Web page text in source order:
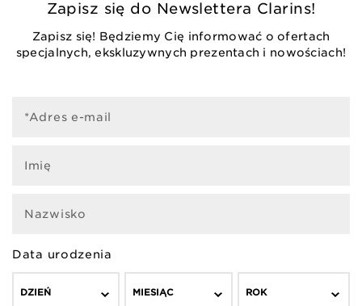
Zapisz się do Newslettera Clarins!
Zapisz się! Będziemy Cię informować o ofertach
specjalnych, ekskluzywnych prezentach i nowościach!
*Adres e-mail
Imię
Nazwisko
Data urodzenia
DZIEŃ MIESIĄC ROK